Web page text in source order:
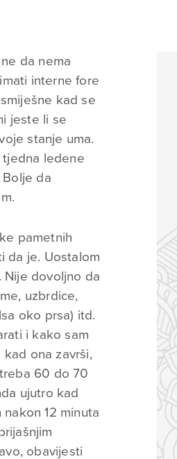
da nema
interne fore
kad se
jeste li se
stanje uma.
ledene
da
pametnih
da je. Uostalom
Nije dovoljno da
uzbrdice,
oko prsa) itd.
i kako sam
ona završi,
60 do 70
ujutro kad
12 minuta
obavijesti